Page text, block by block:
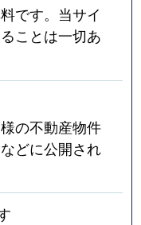
です。当サイ
ことは一切あ
の不動産物件
どに公開され